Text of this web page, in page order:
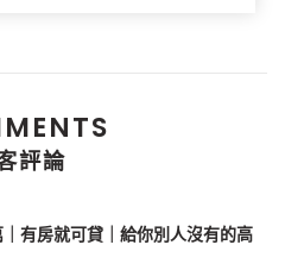
評論
有房就可貸｜給你別人沒有的高